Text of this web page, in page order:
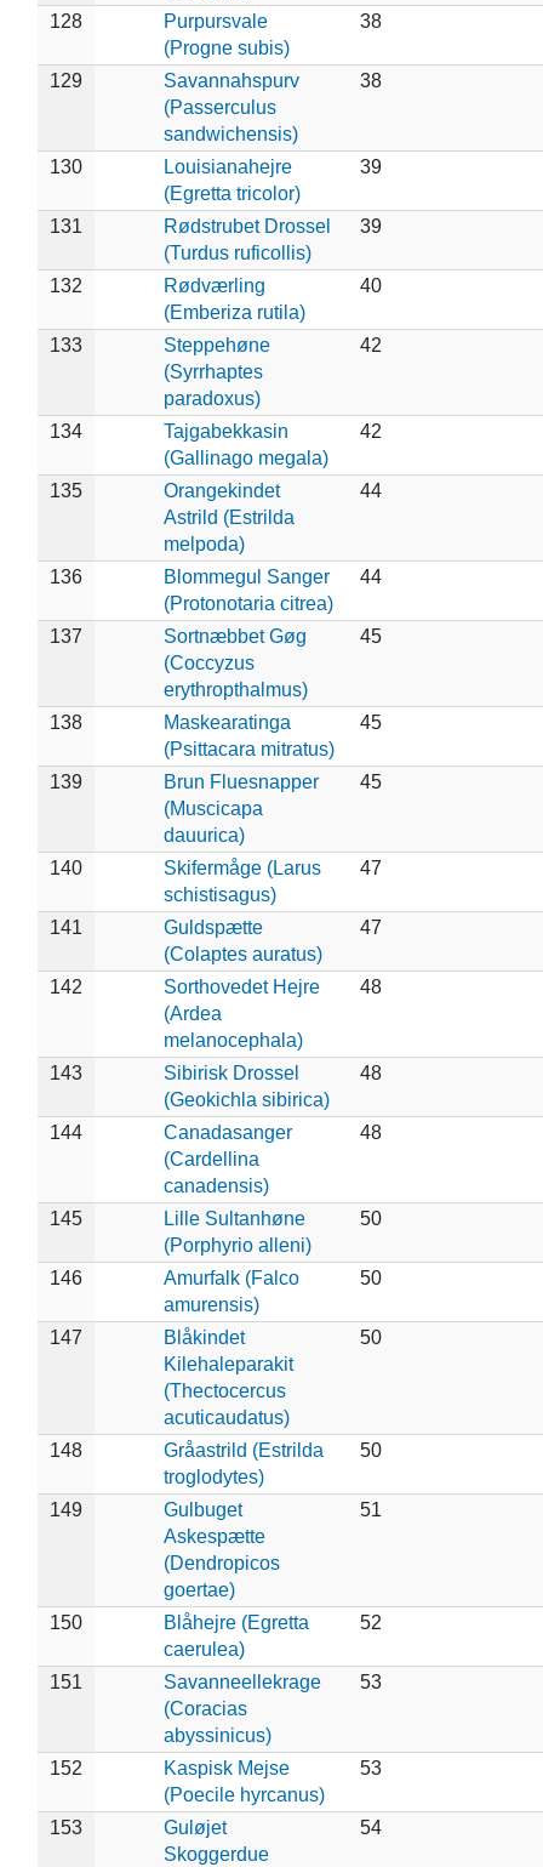
128
Purpursvale
(Progne subis)
38
129
Savannahspurv
(Passerculus
sandwichensis)
38
130
Louisianahejre
(Egretta tricolor)
39
131
Rødstrubet Drossel
(Turdus ruficollis)
39
132
Rødværling
(Emberiza rutila)
40
133
Steppehøne
(Syrrhaptes
paradoxus)
42
134
Tajgabekkasin
(Gallinago megala)
42
135
Orangekindet
Astrild (Estrilda
melpoda)
44
136
Blommegul Sanger
(Protonotaria citrea)
44
137
Sortnæbbet Gøg
(Coccyzus
erythropthalmus)
45
138
Maskearatinga
(Psittacara mitratus)
45
139
Brun Fluesnapper
(Muscicapa
dauurica)
45
140
Skifermåge (Larus
schistisagus)
47
141
Guldspætte
(Colaptes auratus)
47
142
Sorthovedet Hejre
(Ardea
melanocephala)
48
143
Sibirisk Drossel
(Geokichla sibirica)
48
144
Canadasanger
(Cardellina
canadensis)
48
145
Lille Sultanhøne
(Porphyrio alleni)
50
146
Amurfalk (Falco
amurensis)
50
147
Blåkindet
Kilehaleparakit
(Thectocercus
acuticaudatus)
50
148
Gråastrild (Estrilda
troglodytes)
50
149
Gulbuget
Askespætte
(Dendropicos
goertae)
51
150
Blåhejre (Egretta
caerulea)
52
151
Savanneellekrage
(Coracias
abyssinicus)
53
152
Kaspisk Mejse
(Poecile hyrcanus)
53
153
Guløjet
Skoggerdue
54